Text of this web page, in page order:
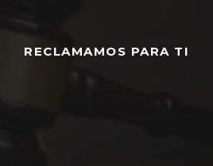
RECLAMAMOS PARA TI